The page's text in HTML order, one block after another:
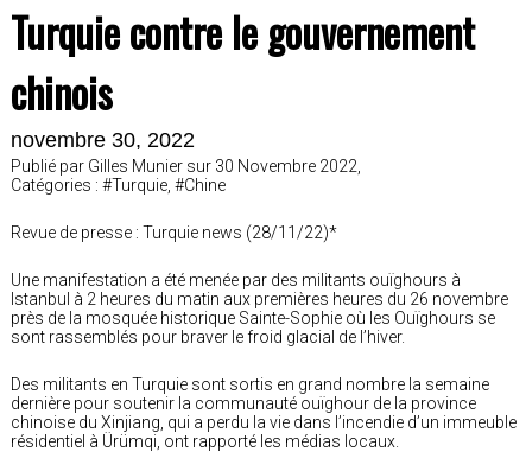
Turquie contre le gouvernement
chinois
novembre 30, 2022
Publié par Gilles Munier sur 30 Novembre 2022,
Catégories : #Turquie, #Chine
Revue de presse : Turquie news (28/11/22)*
Une manifestation a été menée par des militants ouïghours à
Istanbul à 2 heures du matin aux premières heures du 26 novembre
près de la mosquée historique Sainte-Sophie où les Ouïghours se
sont rassemblés pour braver le froid glacial de l’hiver.
Des militants en Turquie sont sortis en grand nombre la semaine
dernière pour soutenir la communauté ouïghour de la province
chinoise du Xinjiang, qui a perdu la vie dans l’incendie d’un immeuble
résidentiel à Ürümqi, ont rapporté les médias locaux.